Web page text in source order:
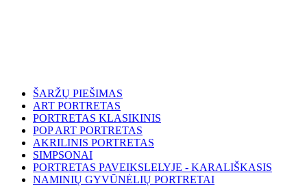
ŠARŽŲ PIEŠIMAS
ART PORTRETAS
PORTRETAS KLASIKINIS
POP ART PORTRETAS
AKRILINIS PORTRETAS
SIMPSONAI
PORTRETAS PAVEIKSLELYJE - KARALIŠKASIS
NAMINIŲ GYVŪNĖLIŲ PORTRETAI